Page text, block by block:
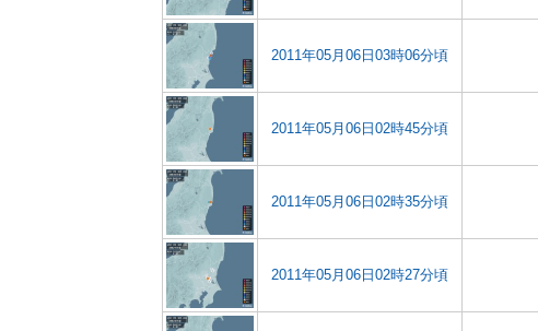
2011年05月06日03時06分頃
2011年05月06日02時45分頃
2011年05月06日02時35分頃
2011年05月06日02時27分頃